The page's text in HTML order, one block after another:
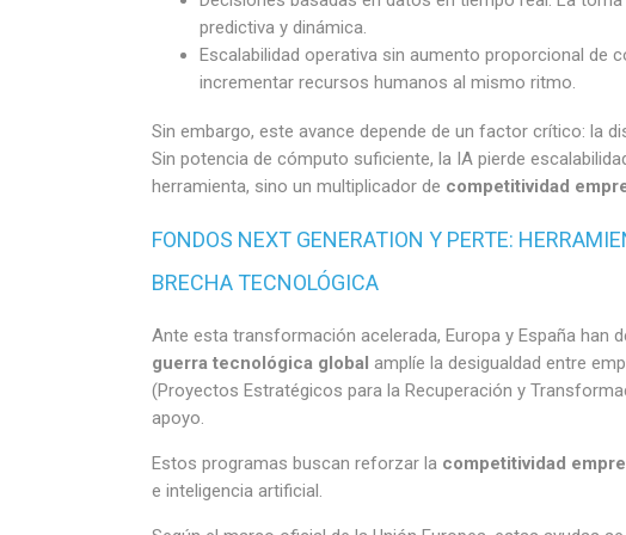
predictiva y dinámica.
Escalabilidad operativa sin aumento proporcional de
incrementar recursos humanos al mismo ritmo.
Sin embargo, este avance depende de un factor crítico: la
Sin potencia de cómputo suficiente, la IA pierde
herramienta, sino un multiplicador de competitividad
FONDOS NEXT GENERATION Y PERTE:
BRECHA TECNOLÓGICA
Ante esta transformación acelerada, Europa y España han
guerra tecnológica global amplíe la desigualdad entre
(Proyectos Estratégicos para la Recuperación y
apoyo.
Estos programas buscan reforzar la competitividad
e inteligencia artificial.